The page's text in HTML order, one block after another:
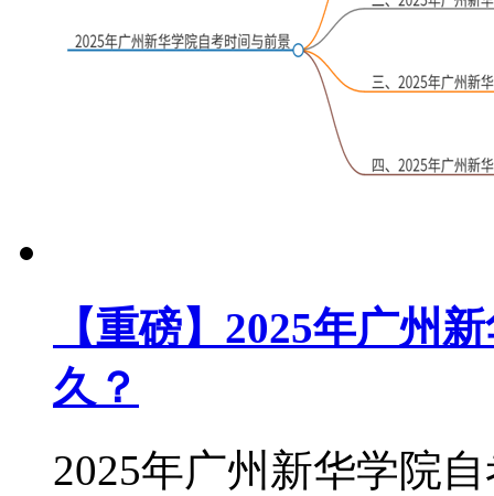
【重磅】2025年广州
久？
2025年广州新华学院